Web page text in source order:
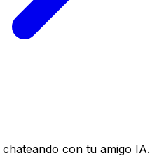
con tu amigo IA.